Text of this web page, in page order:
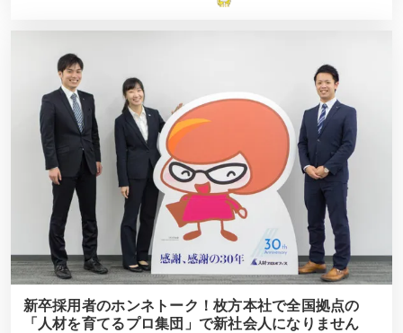
新卒採用者のホンネトーク！枚方本社で全国拠点の
「人材を育てるプロ集団」で新社会人になりません